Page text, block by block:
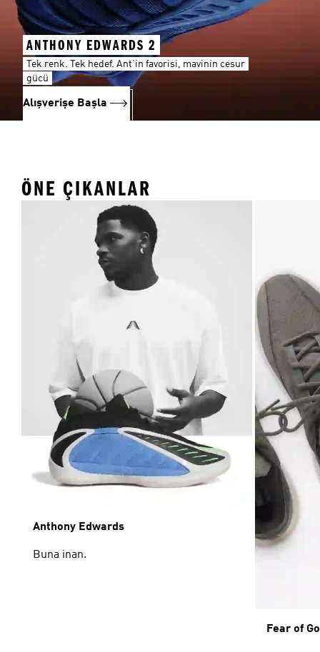
ANTHONY EDWARDS 2
Tek renk. Tek hedef. Ant’in favorisi, mavinin cesur
gücü
Alışverişe Başla
ÖNE ÇIKANLAR
Anthony Edwards
Buna inan.
Fear of